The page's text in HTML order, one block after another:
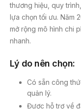
thương hiệu, quy
lựa chọn tối ưu. Năm
mở rộng mô hình chi
nhanh.
Lý do nên chọn:
Có sẵn công
quản lý.
Được hỗ trợ về